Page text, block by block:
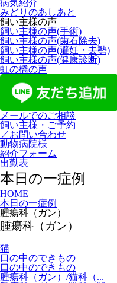
病気紹介
みどりのあしあと
飼い主様の声
飼い主様の声(手術)
飼い主様の声(歯石除去)
飼い主様の声(避妊・去勢)
飼い主様の声(健康診断)
虹の橋の声
メールでのご相談
飼い主様・ご予約
／お問い合わせ
動物病院様
紹介フォーム
出勤表
本日の一症例
HOME
本日の一症例
腫瘍科（ガン）
腫瘍科（ガン）
猫
口の中のできもの
口の中のできもの
腫瘍科（ガン）/猫科（...